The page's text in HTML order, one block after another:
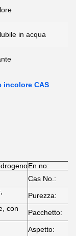
in acqua
incolore CAS
En no:
Cas No.:
Purezza:
con
Pacchetto:
Aspetto: